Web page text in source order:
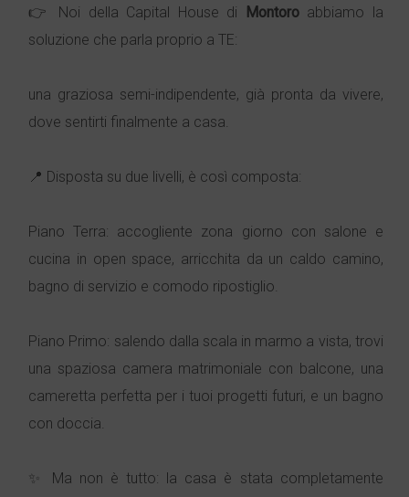
👉 Noi della Capital House di Montoroabbiamo la
soluzione che parla proprio a TE:
una graziosa semi-indipendente, già pronta da vivere,
dove sentirti finalmente a casa.
📍 Disposta su due livelli, è così composta:
Piano Terra: accogliente zona giorno con salone e
cucina in open space, arricchita da un caldo camino,
bagno di servizio e comodo ripostiglio.
Piano Primo: salendo dalla scala in marmo a vista, trovi
una spaziosa camera matrimoniale con balcone, una
cameretta perfetta per i tuoi progetti futuri, e un bagno
con doccia.
✨ Ma non è tutto: la casa è stata completamente